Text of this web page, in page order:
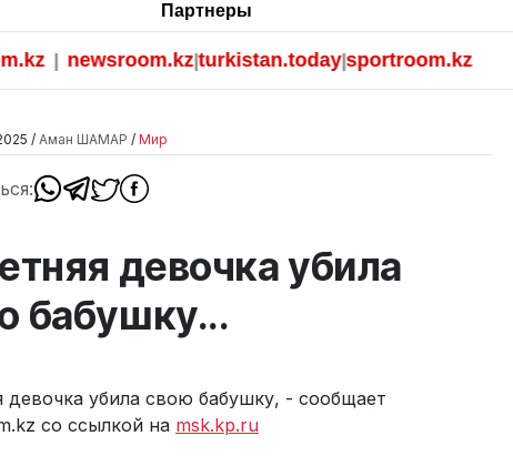
Партнеры
|newsroom.kz|turkistan.today|sportroom.kz
/ Аман ШАМАР / Мир
девочка убила
бабушку...
девочка убила свою бабушку, - сообщает
со ссылкой на msk.kp.ru